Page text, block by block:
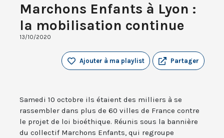
Marchons Enfants à Lyon :
la mobilisation continue
13/10/2020
Partager
Ajouter à ma playlist
Samedi 10 octobre ils étaient des milliers à se
rassembler dans plus de 60 villes de France contre
le projet de loi bioéthique. Réunis sous la bannière
du collectif Marchons Enfants, qui regroupe